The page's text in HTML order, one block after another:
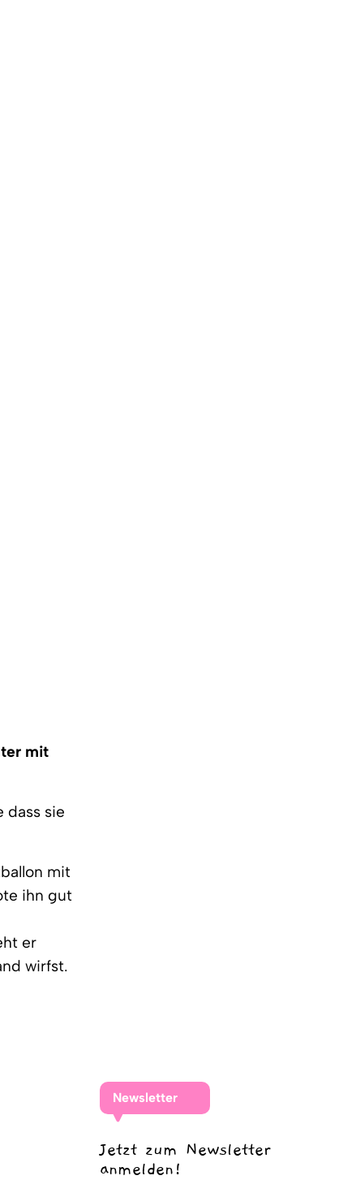
mit
dass sie
mit
ihn gut
er
wirfst.
Newsletter
Jetzt zum Newsletter
anmelden!